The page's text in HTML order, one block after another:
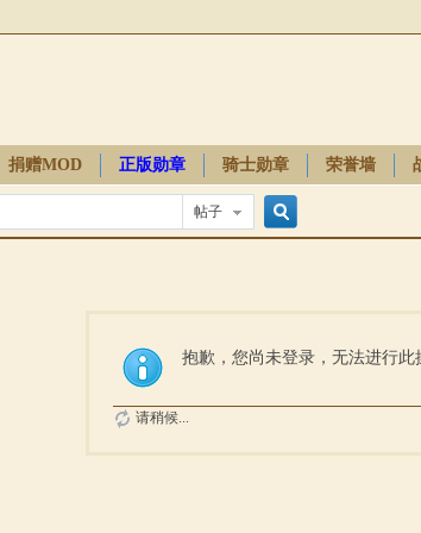
捐赠MOD 正版勋章 骑士勋章 荣誉墙
帖子
索
抱歉，您尚未登录，无法进行此
请稍候...